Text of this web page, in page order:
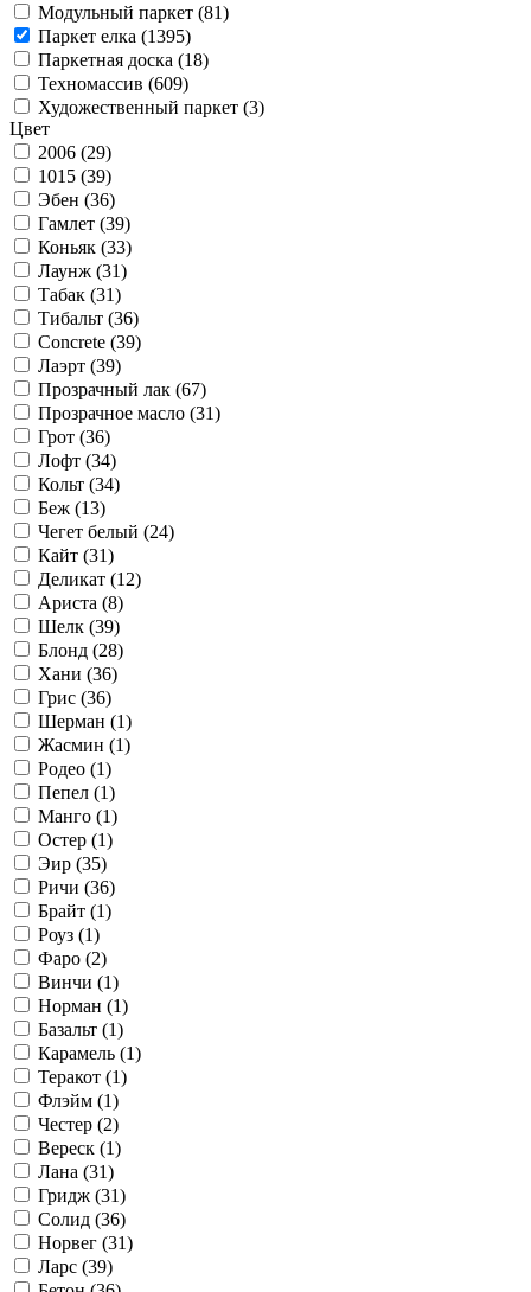
Модульный паркет (81)
Паркет елка (1395)
Паркетная доска (18)
Техномассив (609)
Художественный паркет (3)
Цвет
2006 (29)
1015 (39)
Эбен (36)
Гамлет (39)
Коньяк (33)
Лаунж (31)
Табак (31)
Тибальт (36)
Concrete (39)
Лаэрт (39)
Прозрачный лак (67)
Прозрачное масло (31)
Грот (36)
Лофт (34)
Кольт (34)
Беж (13)
Чегет белый (24)
Кайт (31)
Деликат (12)
Ариста (8)
Шелк (39)
Блонд (28)
Хани (36)
Грис (36)
Шерман (1)
Жасмин (1)
Родео (1)
Пепел (1)
Манго (1)
Остер (1)
Эир (35)
Ричи (36)
Брайт (1)
Роуз (1)
Фаро (2)
Винчи (1)
Норман (1)
Базальт (1)
Карамель (1)
Теракот (1)
Флэйм (1)
Честер (2)
Вереск (1)
Лана (31)
Гридж (31)
Солид (36)
Норвег (31)
Ларс (39)